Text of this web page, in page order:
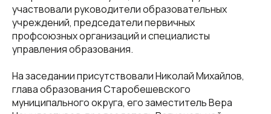
участвовали руководители образовательных
учреждений, председатели первичных
профсоюзных организаций и специалисты
управления образования.
На заседании присутствовали Николай Михайлов,
глава образования Старобешевского
муниципального округа, его заместитель Вера